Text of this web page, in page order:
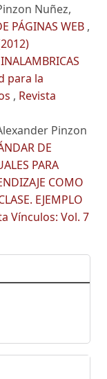
Nuñez,
PÁGINAS WEB ,
para la
, Revista
Pinzon
DE
PARA
COMO
EJEMPLO
Vínculos: Vol. 7